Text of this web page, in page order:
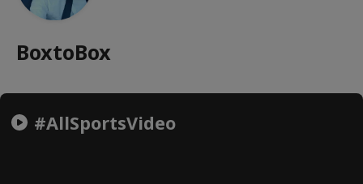
BoxtoBox
#AllSportsVideo